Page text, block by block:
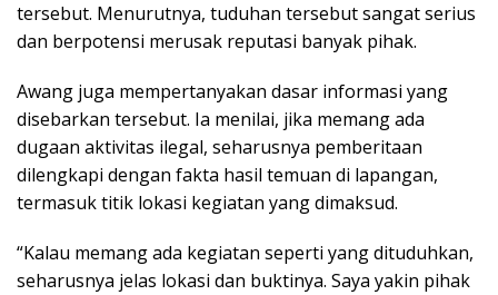
tersebut. Menurutnya, tuduhan tersebut sangat serius
dan berpotensi merusak reputasi banyak pihak.
Awang juga mempertanyakan dasar informasi yang
disebarkan tersebut. Ia menilai, jika memang ada
dugaan aktivitas ilegal, seharusnya pemberitaan
dilengkapi dengan fakta hasil temuan di lapangan,
termasuk titik lokasi kegiatan yang dimaksud.
“Kalau memang ada kegiatan seperti yang dituduhkan,
seharusnya jelas lokasi dan buktinya. Saya yakin pihak